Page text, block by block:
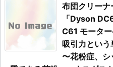
布団クリー
「Dyson
C61 モータ
吸引力という
〜花粉症、